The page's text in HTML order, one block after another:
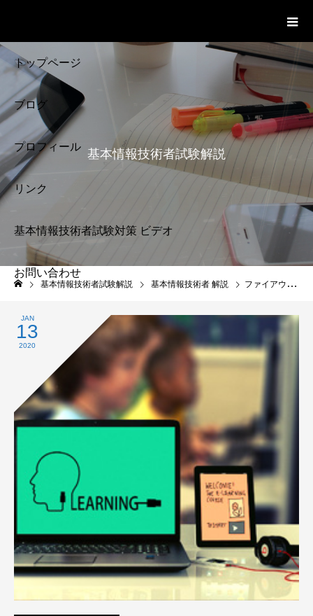
トップページ
ブログ
プロフィール
リンク
基本情報技術者試験対策 ビデオ
お問い合わせ
プライバシーポリシー
基本情報技術者試験
解説
基本情報技術者試験解説
基本情報技術者試験解説 基本情報技術者 解説 ファイアウォールとは 基本情報技術者試験
JAN
13
2020